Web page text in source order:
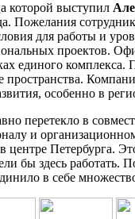
которой выступил
Пожелания
для работы и
проектов.
единого
пространства.
особенно в
перетекло в
и
Петербурга.
бы здесь
в себе